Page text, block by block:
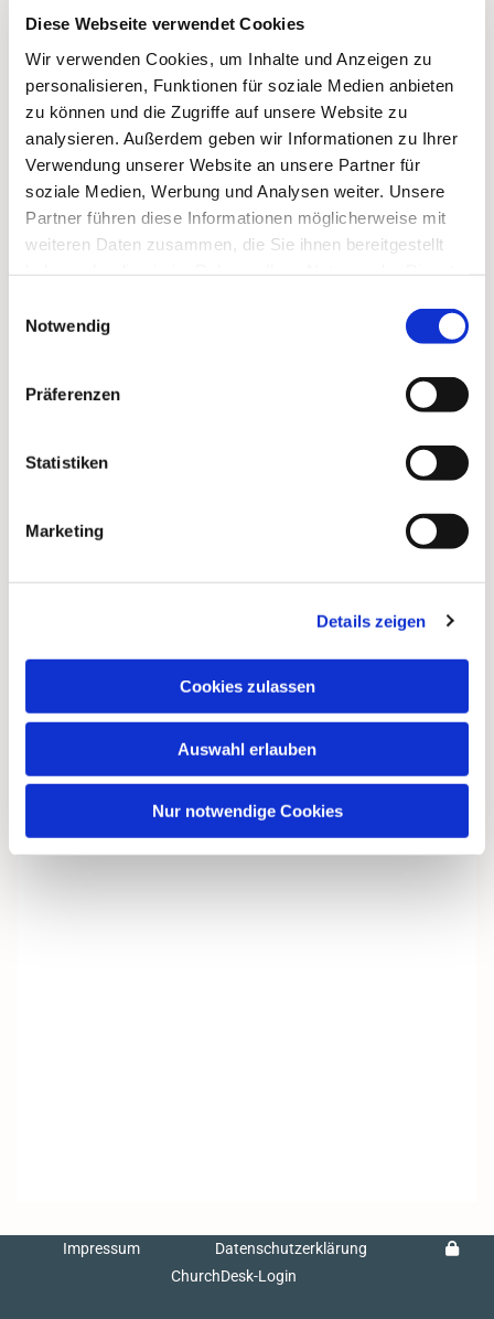
Diese Webseite verwendet Cookies
Wir verwenden Cookies, um Inhalte und Anzeigen zu
personalisieren, Funktionen für soziale Medien anbieten
zu können und die Zugriffe auf unsere Website zu
analysieren. Außerdem geben wir Informationen zu Ihrer
Verwendung unserer Website an unsere Partner für
soziale Medien, Werbung und Analysen weiter. Unsere
Partner führen diese Informationen möglicherweise mit
weiteren Daten zusammen, die Sie ihnen bereitgestellt
Notwendig
Präferenzen
Statistiken
Marketing
Details zeigen
Cookies zulassen
Auswahl erlauben
Nur notwendige Cookies
Pfarrkeller, Stralsund, Frankenwall 7,
18439 Stralsund
Dies könnte Sie auch
Impressum
Datenschutzerklärung
ChurchDesk-Login